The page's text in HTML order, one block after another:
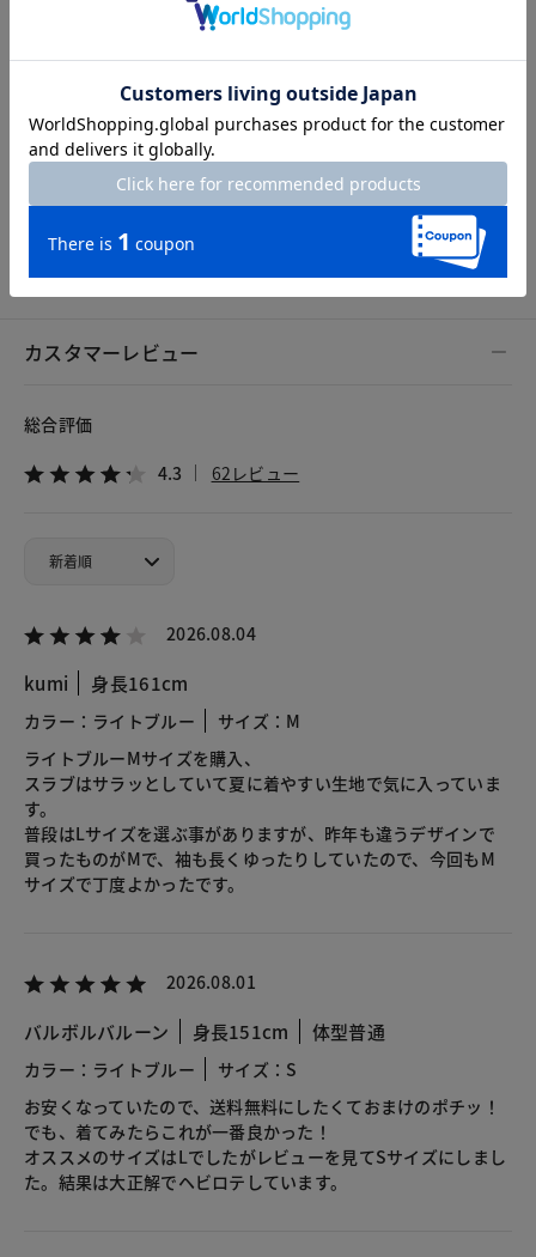
71cm
S
カスタマーレビュー
総合評価
4.3 62レビュー
2026.08.04
kumi 身長161cm
カラー：ライトブルー
サイズ：M
ライトブルーMサイズを購入、
スラブはサラッとしていて夏に着やすい生地で気に入っていま
す。
普段はLサイズを選ぶ事がありますが、昨年も違うデザインで
買ったものがMで、袖も長くゆったりしていたので、今回もM
サイズで丁度よかったです。
2026.08.01
バルボルバルーン 身長151cm 体型普通
カラー：ライトブルー
サイズ：S
お安くなっていたので、送料無料にしたくておまけのポチッ！
でも、着てみたらこれが一番良かった！
オススメのサイズはLでしたがレビューを見てSサイズにしまし
た。結果は大正解でヘビロテしています。